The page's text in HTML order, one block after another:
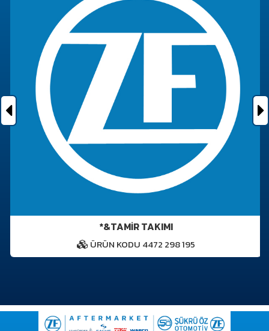
*&TAMİR TAKIMI
ÜRÜN KODU 4472 298 195